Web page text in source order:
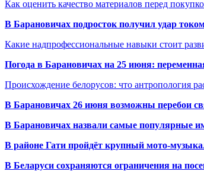
Как оценить качество материалов перед
В Барановичах подросток получил удар
Какие надпрофессиональные навыки стоит
Погода в Барановичах на 25 июня:
Происхождение белорусов: что антропология
В Барановичах 26 июня возможны перебои
В Барановичах назвали самые популярные
В районе Гати пройдёт крупный мото-
В Беларуси сохраняются ограничения на